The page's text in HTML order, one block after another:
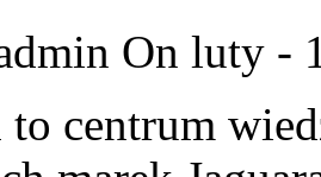
On luty -
centrum